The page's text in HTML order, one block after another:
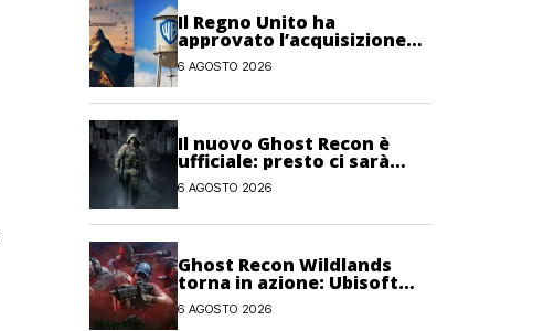
Il Regno Unito ha
approvato l’acquisizione
Paramount-Warner Bros
Discovery
6 AGOSTO 2026
Il nuovo Ghost Recon è
ufficiale: presto ci sarà
anche una fase di test
6 AGOSTO 2026
Ghost Recon Wildlands
torna in azione: Ubisoft
lancia il maxi
aggiornamento gratuito
6 AGOSTO 2026